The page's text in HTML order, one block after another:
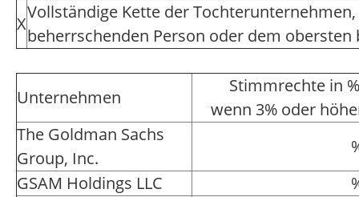
X
Vollständige Kette der
beherrschenden Person oder dem
Unternehmen
Stimmrechte in
wenn 3% oder
The Goldman Sachs
Group, Inc.
GSAM Holdings LLC